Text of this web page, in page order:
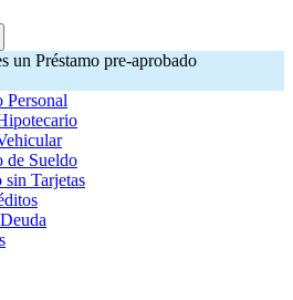
un Préstamo pre-aprobado
Personal
de Sueldo
sin Tarjetas